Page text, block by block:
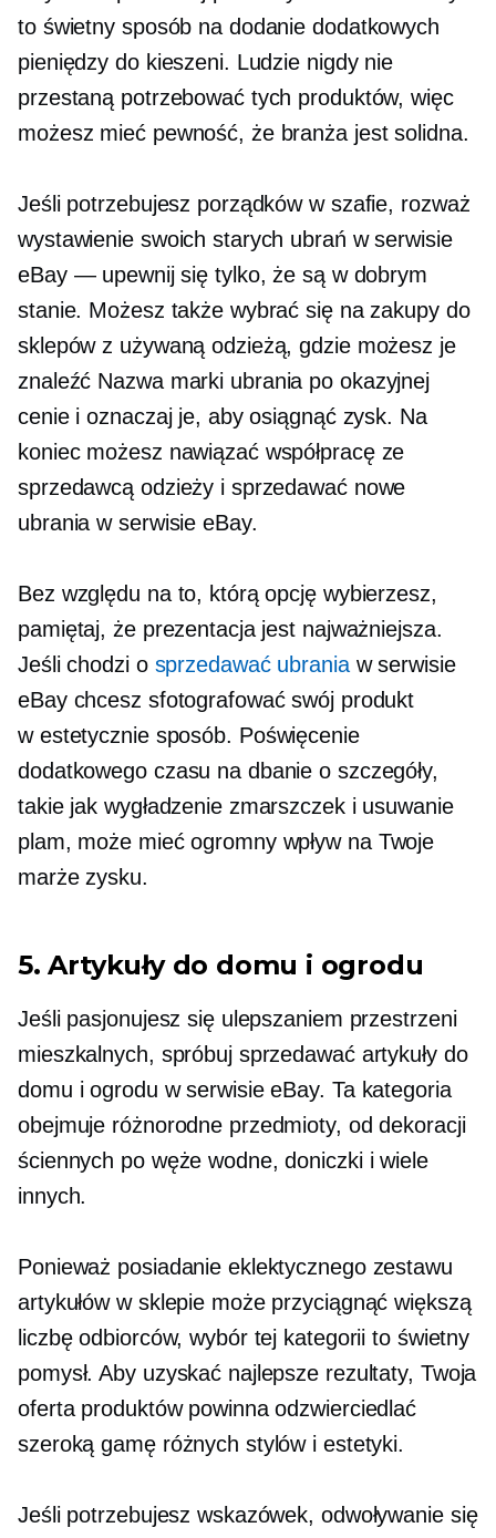
to świetny sposób na dodanie dodatkowych
pieniędzy do kieszeni. Ludzie nigdy nie
przestaną potrzebować tych produktów, więc
możesz mieć pewność, że branża jest solidna.
Jeśli potrzebujesz porządków w szafie, rozważ
wystawienie swoich starych ubrań w serwisie
eBay — upewnij się tylko, że są w dobrym
stanie. Możesz także wybrać się na zakupy do
sklepów z używaną odzieżą, gdzie możesz je
znaleźć Nazwa marki ubrania po okazyjnej
cenie i oznaczaj je, aby osiągnąć zysk. Na
koniec możesz nawiązać współpracę ze
sprzedawcą odzieży i sprzedawać nowe
ubrania w serwisie eBay.
Bez względu na to, którą opcję wybierzesz,
pamiętaj, że prezentacja jest najważniejsza.
Jeśli chodzi o sprzedawać ubraniaw serwisie
eBay chcesz sfotografować swój produkt
w estetyczniesposób. Poświęcenie
dodatkowego czasu na dbanie o szczegóły,
takie jak wygładzenie zmarszczek i usuwanie
plam, może mieć ogromny wpływ na Twoje
marże zysku.
5. Artykuły do ​​domu i ogrodu
Jeśli pasjonujesz się ulepszaniem przestrzeni
mieszkalnych, spróbuj sprzedawać artykuły do ​​
domu i ogrodu w serwisie eBay. Ta kategoria
obejmuje różnorodne przedmioty, od dekoracji
ściennych po węże wodne, doniczki i wiele
innych.
Ponieważ posiadanie eklektycznego zestawu
artykułów w sklepie może przyciągnąć większą
liczbę odbiorców, wybór tej kategorii to świetny
pomysł. Aby uzyskać najlepsze rezultaty, Twoja
oferta produktów powinna odzwierciedlać
szeroką gamę różnych stylów i estetyki.
Jeśli potrzebujesz wskazówek, odwoływanie się